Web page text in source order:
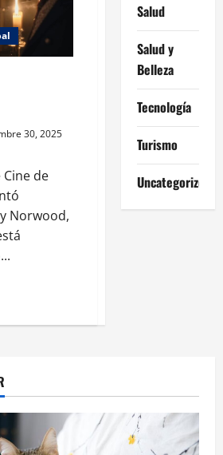
30, 2025
Cine de
Norwood,
Salud
Salud y
Belleza
Tecnología
Turismo
Uncategorized